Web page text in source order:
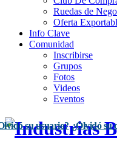
Ruedas de
Oferta
Info Clave
Comunidad
Inscribirse
Grupos
Fotos
Videos
Eventos
su usuario? ¿Olvidó su